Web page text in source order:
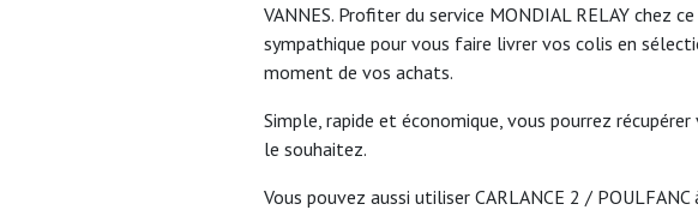
VANNES. Profiter du service MONDIAL RELAY chez
sympathique pour vous faire livrer vos colis en
moment de vos achats.
Simple, rapide et économique, vous pourrez
le souhaitez.
Vous pouvez aussi utiliser CARLANCE 2 / POULFANC